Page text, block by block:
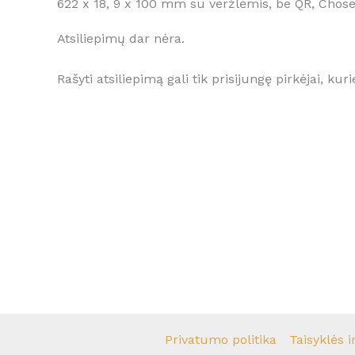
622 x 18, 9 x 100 mm su veržlėmis, be QR,
Atsiliepimų dar nėra.
Rašyti atsiliepimą gali tik prisijungę pirkėjai,
Privatumo politika Taisyklės